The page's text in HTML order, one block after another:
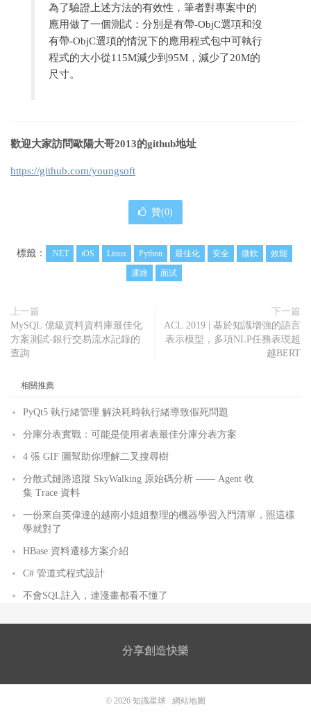
為了驗證上述方法的有效性，筆者對專案中的
應用做了一個測試：分別是有帶-ObjC選項和沒
有帶-ObjC選項的情況下的應用程式包中可執行
程式的大小從115M減少到95M，減少了20M的
尺寸。
歡迎大家訪問歐陽大哥2013的github地址
https://github.com/youngsoft
贊(0)
標籤： .NET iOS Linux Python 最佳化 安全 微軟
效能
運維
面試
上一篇
MySQL 億級資料資料庫最佳化
方案測試-銀行交易流水記錄的
查詢
下一篇
ACL 2019 | 基於知識增強的語言
表示模型，多項NLP任務表現超
越BERT
相關推薦
PyQt5 執行緒管理 解決耗時執行緒導致假死問題
分庫分表實戰：可能是使用者表最佳分庫分表方案
4 張 GIF 圖幫助你理解二叉搜尋樹
分散式鏈路追蹤 SkyWalking 原始碼分析 —— Agent 收
集 Trace 資料
一份來自英偉達的越南小姐姐整理的機器學習入門清單，照這樣
學就對了
HBase 資料遷移方案介紹
C# 管道式程式設計
不會SQL註入，連漫畫都看不懂了
分享創造快樂
© 2026 知識星球 網站地圖